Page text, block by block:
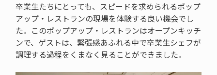
卒業生たちにとっても、スピードを求められるポップ
アップ・レストランの現場を体験する良い機会でし
た。このポップアップ・レストランはオープンキッチ
ンで、ゲストは、緊張感あふれる中で卒業生シェフが
調理する過程をくまなく見ることができました。